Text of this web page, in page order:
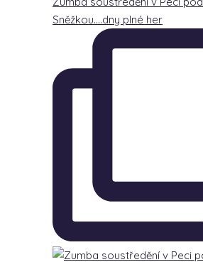
Sněžkou….dny plné her